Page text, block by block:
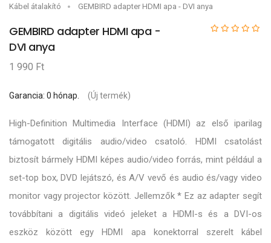
Kábel átalakító GEMBIRD adapter HDMI apa - DVI anya
GEMBIRD adapter HDMI apa -
DVI anya
1 990 Ft
Garancia: 0 hónap. (Új termék)
High-Definition Multimedia Interface (HDMI) az első iparilag
támogatott digitális audio/video csatoló. HDMI csatolást
biztosít bármely HDMI képes audio/video forrás, mint például a
set-top box, DVD lejátszó, és A/V vevő és audio és/vagy video
monitor vagy projector között. Jellemzők * Ez az adapter segít
továbbítani a digitális videó jeleket a HDMI-s és a DVI-os
eszköz között egy HDMI apa konektorral szerelt kábel